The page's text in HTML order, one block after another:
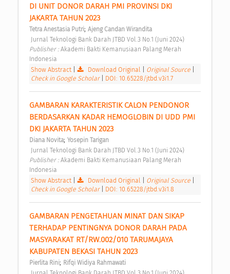
DI UNIT DONOR DARAH PMI PROVINSI DKI
JAKARTA TAHUN 2023
Tetra Anestasia Putri; Ajeng Candan Wirandita
Jurnal Teknologi Bank Darah JTBD Vol.3 No.1 (Juni 2024)
Publisher : Akademi Bakti Kemanusiaan Palang Merah
Indonesia
Show Abstract
Download Original Original Source
Check in Google Scholar
DOI: 10.65228/jtbd.v3i1.7
GAMBARAN KARAKTERISTIK CALON PENDONOR
BERDASARKAN KADAR HEMOGLOBIN DI UDD PMI
DKI JAKARTA TAHUN 2023
Diana Novita; Yosepin Tarigan
Jurnal Teknologi Bank Darah JTBD Vol.3 No.1 (Juni 2024)
Publisher : Akademi Bakti Kemanusiaan Palang Merah
Indonesia
Show Abstract
Download Original Original Source
Check in Google Scholar
DOI: 10.65228/jtbd.v3i1.8
GAMBARAN PENGETAHUAN MINAT DAN SIKAP
TERHADAP PENTINGNYA DONOR DARAH PADA
MASYARAKAT RT/RW.002/010 TARUMAJAYA
KABUPATEN BEKASI TAHUN 2023
Pierlita Rini; Rifqi Widiya Rahmawati